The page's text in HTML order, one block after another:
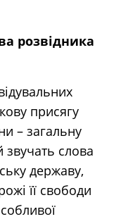
розвідника
присягу
– загальну
звучать слова
державу,
її свободи